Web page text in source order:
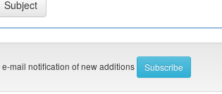
mail notification of new additions